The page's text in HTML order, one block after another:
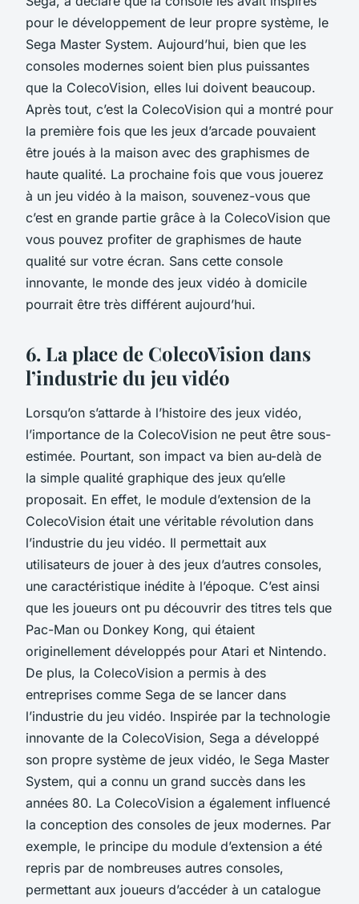
pour le développement de leur propre système, le
Sega Master System. Aujourd’hui, bien que les
consoles modernes soient bien plus puissantes
que la ColecoVision, elles lui doivent beaucoup.
Après tout, c’est la ColecoVision qui a montré pour
la première fois que les jeux d’arcade pouvaient
être joués à la maison avec des graphismes de
haute qualité. La prochaine fois que vous jouerez
à un jeu vidéo à la maison, souvenez-vous que
c’est en grande partie grâce à la ColecoVision que
vous pouvez profiter de graphismes de haute
qualité sur votre écran. Sans cette console
innovante, le monde des jeux vidéo à domicile
pourrait être très différent aujourd’hui.
6. La place de ColecoVision dans
l’industrie du jeu vidéo
Lorsqu’on s’attarde à l’histoire des jeux vidéo,
l’importance de la ColecoVision ne peut être sous-
estimée. Pourtant, son impact va bien au-delà de
la simple qualité graphique des jeux qu’elle
proposait. En effet, le module d’extension de la
ColecoVision était une véritable révolution dans
l’industrie du jeu vidéo. Il permettait aux
utilisateurs de jouer à des jeux d’autres consoles,
une caractéristique inédite à l’époque. C’est ainsi
que les joueurs ont pu découvrir des titres tels que
Pac-Man ou Donkey Kong, qui étaient
originellement développés pour Atari et Nintendo.
De plus, la ColecoVision a permis à des
entreprises comme Sega de se lancer dans
l’industrie du jeu vidéo. Inspirée par la technologie
innovante de la ColecoVision, Sega a développé
son propre système de jeux vidéo, le Sega Master
System, qui a connu un grand succès dans les
années 80. La ColecoVision a également influencé
la conception des consoles de jeux modernes. Par
exemple, le principe du module d’extension a été
repris par de nombreuses autres consoles,
permettant aux joueurs d’accéder à un catalogue